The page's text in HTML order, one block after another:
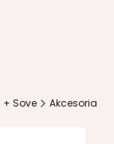
+ Sove Akcesoria